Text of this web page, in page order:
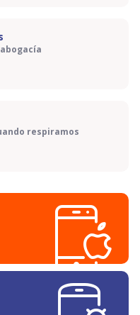
respiramos